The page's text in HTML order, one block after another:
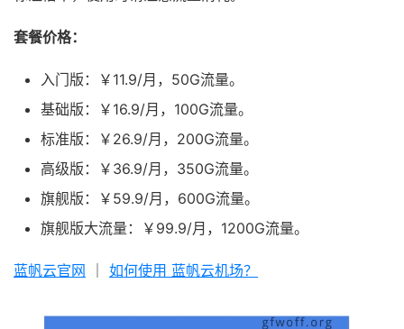
套餐价格：
入门版：￥11.9/月，50G流量。
基础版：￥16.9/月，100G流量。
标准版：￥26.9/月，200G流量。
高级版：￥36.9/月，350G流量。
旗舰版：￥59.9/月，600G流量。
旗舰版大流量：￥99.9/月，1200G流量。
蓝帆云官网 如何使用 蓝帆云机场？